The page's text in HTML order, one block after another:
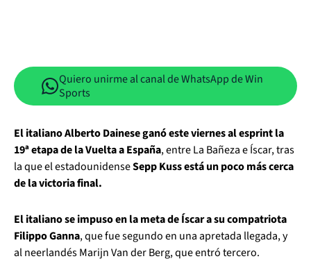
Quiero unirme al canal de WhatsApp de Win
Sports
El italiano Alberto Dainese ganó este viernes al esprint la
19ª etapa de la Vuelta a España, entre La Bañeza e Íscar, tras
la que el estadounidenseSepp Kuss está un poco más cerca
de la victoria final.
El italiano se impuso en la meta de Íscar a su compatriota
Filippo Ganna, que fue segundo en una apretada llegada, y
al neerlandés Marijn Van der Berg, que entró tercero.